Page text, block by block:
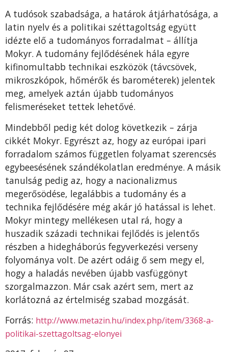
A tudósok szabadsága, a határok átjárhatósága, a
latin nyelv és a politikai széttagoltság együtt
idézte elő a tudományos forradalmat – állítja
Mokyr. A tudomány fejlődésének hála egyre
kifinomultabb technikai eszközök (távcsövek,
mikroszkópok, hőmérők és barométerek) jelentek
meg, amelyek aztán újabb tudományos
felismeréseket tettek lehetővé.
Mindebből pedig két dolog következik – zárja
cikkét Mokyr. Egyrészt az, hogy az európai ipari
forradalom számos független folyamat szerencsés
egybeesésének szándékolatlan eredménye. A másik
tanulság pedig az, hogy a nacionalizmus
megerősödése, legalábbis a tudomány és a
technika fejlődésére még akár jó hatással is lehet.
Mokyr mintegy mellékesen utal rá, hogy a
huszadik századi technikai fejlődés is jelentős
részben a hidegháborús fegyverkezési verseny
folyománya volt. De azért odáig ő sem megy el,
hogy a haladás nevében újabb vasfüggönyt
szorgalmazzon. Már csak azért sem, mert az
korlátozná az értelmiség szabad mozgását.
Forrás: http://www.metazin.hu/index.php/item/3368-a-
politikai-szettagoltsag-elonyei